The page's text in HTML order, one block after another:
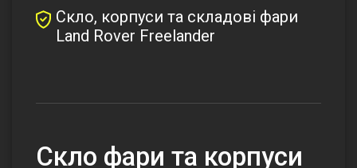
Скло, корпуси та складові фари
Land Rover Freelander
Скло фари та корпуси